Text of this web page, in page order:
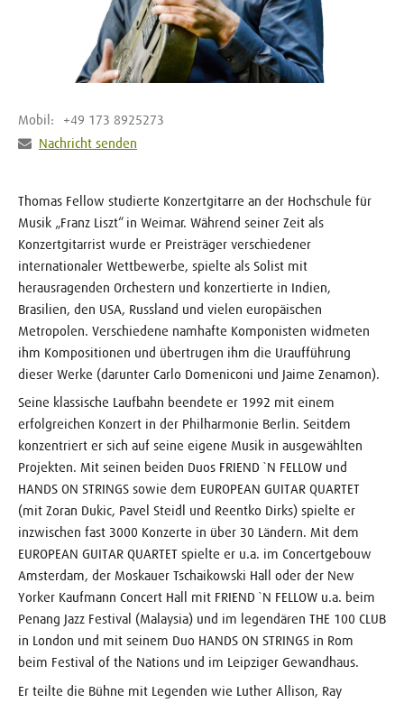
Mobil:
+49 173 8925273
Nachricht senden
Thomas Fellow studierte Konzertgitarre an der Hochschule für
Musik „Franz Liszt“ in Weimar. Während seiner Zeit als
Konzertgitarrist wurde er Preisträger verschiedener
internationaler Wettbewerbe, spielte als Solist mit
herausragenden Orchestern und konzertierte in Indien,
Brasilien, den USA, Russland und vielen europäischen
Metropolen. Verschiedene namhafte Komponisten widmeten
ihm Kompositionen und übertrugen ihm die Uraufführung
dieser Werke (darunter Carlo Domeniconi und Jaime Zenamon).
Seine klassische Laufbahn beendete er 1992 mit einem
erfolgreichen Konzert in der Philharmonie Berlin. Seitdem
konzentriert er sich auf seine eigene Musik in ausgewählten
Projekten. Mit seinen beiden Duos FRIEND `N FELLOW und
HANDS ON STRINGS sowie dem EUROPEAN GUITAR QUARTET
(mit Zoran Dukic, Pavel Steidl und Reentko Dirks) spielte er
inzwischen fast 3000 Konzerte in über 30 Ländern. Mit dem
EUROPEAN GUITAR QUARTET spielte er u.a. im Concertgebouw
Amsterdam, der Moskauer Tschaikowski Hall oder der New
Yorker Kaufmann Concert Hall mit FRIEND `N FELLOW u.a. beim
Penang Jazz Festival (Malaysia) und im legendären THE 100 CLUB
in London und mit seinem Duo HANDS ON STRINGS in Rom
beim Festival of the Nations und im Leipziger Gewandhaus.
Er teilte die Bühne mit Legenden wie Luther Allison, Ray